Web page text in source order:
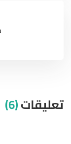
تعليقات(6)